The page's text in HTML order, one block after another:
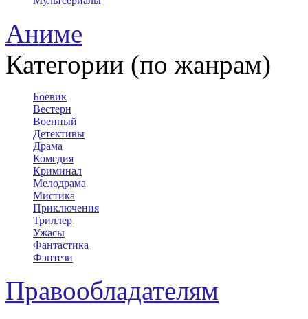
Аниме
Категории (по жанрам)
Боевик
Вестерн
Военный
Детективы
Драма
Комедия
Криминал
Мелодрама
Мистика
Приключения
Триллер
Ужасы
Фантастика
Фэнтези
Правообладателям